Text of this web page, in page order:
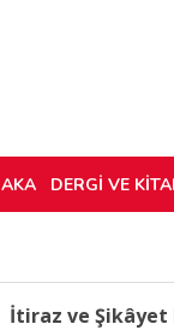
AKA DERGİ VE
İtiraz ve Şikâyet